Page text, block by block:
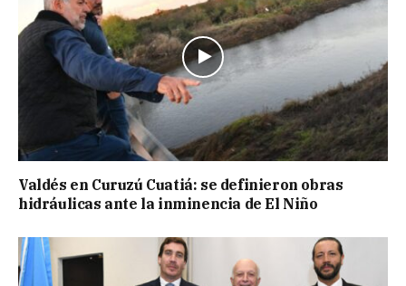
Valdés en Curuzú Cuatiá: se definieron obras
hidráulicas ante la inminencia de El Niño